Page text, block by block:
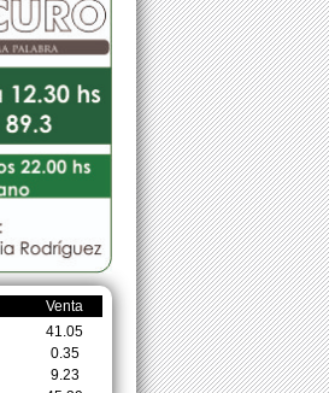
Venta
41.05
0.35
9.23